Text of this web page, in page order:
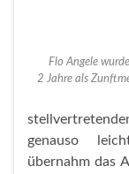
Flo Angele
2 Jahre als
genauso
übernahm das